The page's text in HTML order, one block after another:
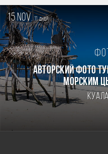
15 nov.11дней
Авторский фото
морским